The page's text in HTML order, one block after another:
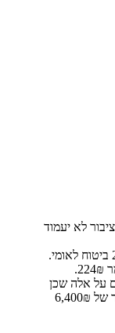
לא יעמוד
על אלה שכן
עובדים, מה שאומר שכל מי שעובד עד שכר של 6,400₪